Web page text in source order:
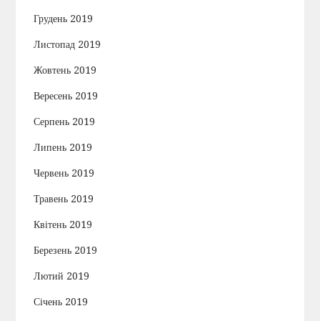
Грудень 2019
Листопад 2019
Жовтень 2019
Вересень 2019
Серпень 2019
Липень 2019
Червень 2019
Травень 2019
Квітень 2019
Березень 2019
Лютий 2019
Січень 2019